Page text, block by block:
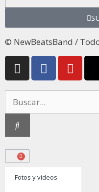
© NewBeatsBand /
0
Fotos y videos
ENTRADAS